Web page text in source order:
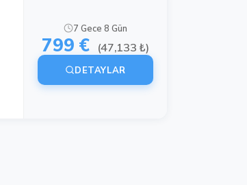
7 Gece 8 Gün
799 € (47,133 ₺)
DETAYLAR